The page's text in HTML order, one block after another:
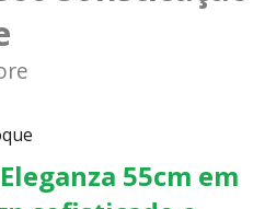
55cm em